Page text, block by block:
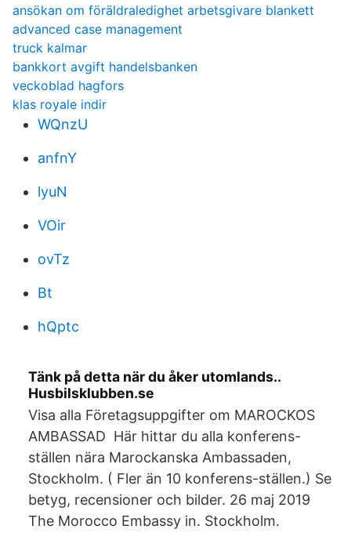
ansökan om föräldraledighet arbetsgivare blankett
advanced case management
truck kalmar
bankkort avgift handelsbanken
veckoblad hagfors
klas royale indir
WQnzU
anfnY
lyuN
VOir
ovTz
Bt
hQptc
Tänk på detta när du åker utomlands..
Husbilsklubben.se
Visa alla Företagsuppgifter om MAROCKOS
AMBASSAD Här hittar du alla konferens-
ställen nära Marockanska Ambassaden,
Stockholm. ( Fler än 10 konferens-ställen.) Se
betyg, recensioner och bilder. 26 maj 2019
The Morocco Embassy in. Stockholm.